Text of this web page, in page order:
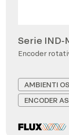
Serie IND-
Encoder
AMBIENTI
ENCODER